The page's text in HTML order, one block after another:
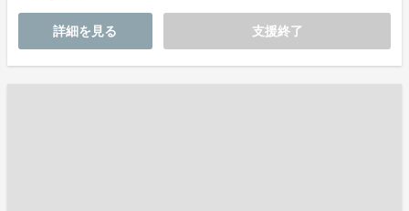
詳細を見る 支援終了